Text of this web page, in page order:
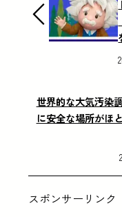
世界的な大気汚染
に安全な場所がほ
スポンサーリンク